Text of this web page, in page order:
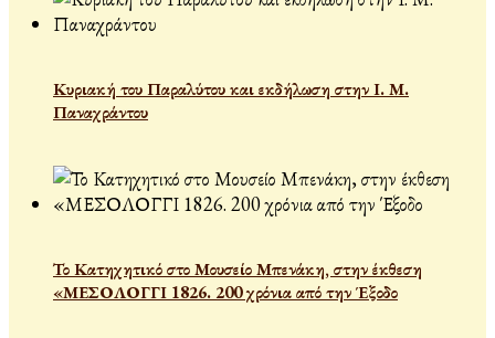
Κυριακή του Παραλύτου και εκδήλωση στην Ι. Μ.
Παναχράντου
Το Κατηχητικό στο Μουσείο Μπενάκη, στην έκθεση
«ΜΕΣΟΛΟΓΓΙ 1826. 200 χρόνια από την Έξοδο